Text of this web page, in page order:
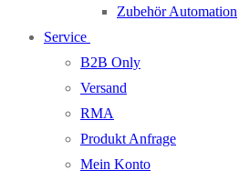
Zubehör Automation
Service
B2B Only
Versand
RMA
Produkt Anfrage
Mein Konto